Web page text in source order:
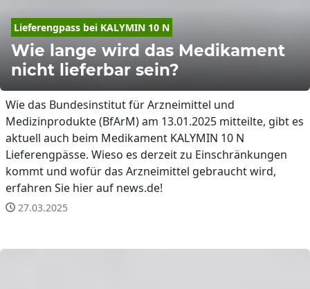
Lieferengpass bei KALYMIN 10 N
Wie lange wird das Medikament
nicht lieferbar sein?
Wie das Bundesinstitut für Arzneimittel und
Medizinprodukte (BfArM) am 13.01.2025 mitteilte, gibt es
aktuell auch beim Medikament KALYMIN 10 N
Lieferengpässe. Wieso es derzeit zu Einschränkungen
kommt und wofür das Arzneimittel gebraucht wird,
erfahren Sie hier auf news.de!
27.03.2025